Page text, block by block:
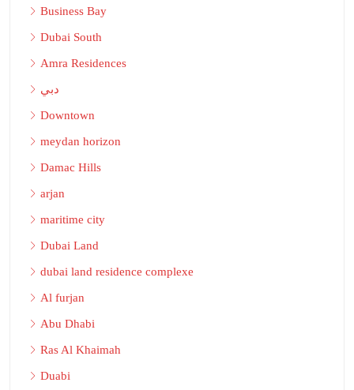
Business Bay
Dubai South
Amra Residences
دبي
Downtown
meydan horizon
Damac Hills
arjan
maritime city
Dubai Land
dubai land residence complexe
Al furjan
Abu Dhabi
Ras Al Khaimah
Duabi